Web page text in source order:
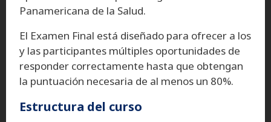
Panamericana de la Salud.
El Examen Final está diseñado para ofrecer a los
y las participantes múltiples oportunidades de
responder correctamente hasta que obtengan
la puntuación necesaria de al menos un 80%.
Estructura del curso